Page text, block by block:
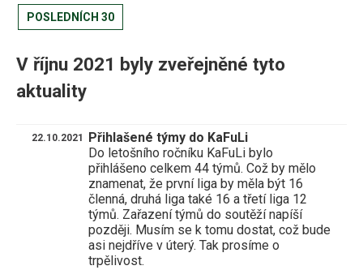
POSLEDNÍCH 30
V říjnu 2021 byly zveřejněné tyto
aktuality
22.10.2021
Přihlašené týmy do KaFuLi
Do letošního ročníku KaFuLi bylo
přihlášeno celkem 44 týmů. Což by mělo
znamenat, že první liga by měla být 16
členná, druhá liga také 16 a třetí liga 12
týmů. Zařazení týmů do soutěží napíší
později. Musím se k tomu dostat, což bude
asi nejdříve v úterý. Tak prosíme o
trpělivost.